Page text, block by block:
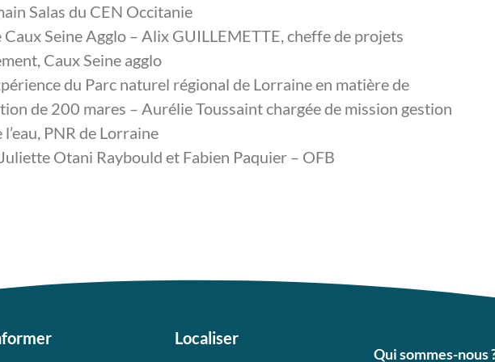
Salas du CEN Occitanie
Caux Seine Agglo – Alix GUILLEMETTE, cheffe de projets
Caux Seine agglo
du Parc naturel régional de Lorraine en matière de
de 200 mares – Aurélie Toussaint chargée de mission gestion
PNR de Lorraine
Otani Raybould et Fabien Paquier – OFB
Localiser
Qui sommes-nous